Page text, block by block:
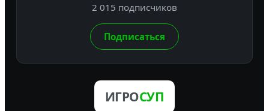
2 015 подписчиков
Подписаться
ИГРОСУП